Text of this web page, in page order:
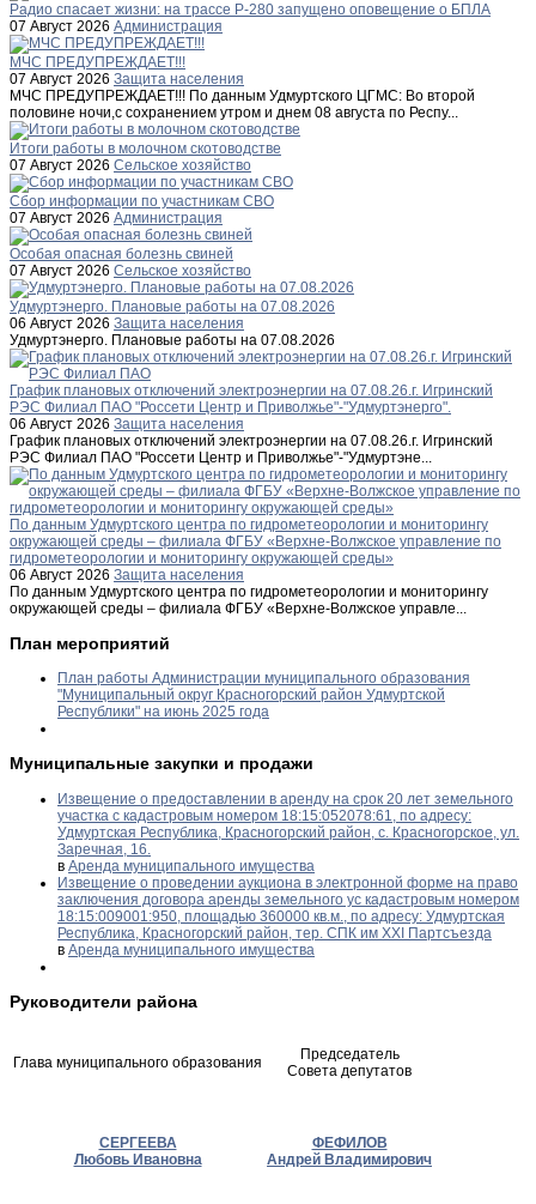
Радио спасает жизни: на трассе Р-280 запущено оповещение о БПЛА
07 Август 2026 Администрация
МЧС ПРЕДУПРЕЖДАЕТ!!!
07 Август 2026 Защита населения
МЧС ПРЕДУПРЕЖДАЕТ!!! По данным Удмуртского ЦГМС: Во второй
половине ночи,с сохранением утром и днем 08 августа по Респу...
Итоги работы в молочном скотоводстве
07 Август 2026 Сельское хозяйство
Сбор информации по участникам СВО
07 Август 2026 Администрация
Особая опасная болезнь свиней
07 Август 2026 Сельское хозяйство
Удмуртэнерго. Плановые работы на 07.08.2026
06 Август 2026 Защита населения
Удмуртэнерго. Плановые работы на 07.08.2026
График плановых отключений электроэнергии на 07.08.26.г. Игринский
РЭС Филиал ПАО "Россети Центр и Приволжье"-"Удмуртэнерго".
06 Август 2026 Защита населения
График плановых отключений электроэнергии на 07.08.26.г. Игринский
РЭС Филиал ПАО "Россети Центр и Приволжье"-"Удмуртэне...
По данным Удмуртского центра по гидрометеорологии и мониторингу
окружающей среды – филиала ФГБУ «Верхне-Волжское управление по
гидрометеорологии и мониторингу окружающей среды»
06 Август 2026 Защита населения
По данным Удмуртского центра по гидрометеорологии и мониторингу
окружающей среды – филиала ФГБУ «Верхне-Волжское управле...
План мероприятий
План работы Администрации муниципального образования
"Муниципальный округ Красногорский район Удмуртской
Республики" на июнь 2025 года
Муниципальные закупки и продажи
Извещение о предоставлении в аренду на срок 20 лет земельного
участка с кадастровым номером 18:15:052078:61, по адресу:
Удмуртская Республика, Красногорский район, с. Красногорское, ул.
Заречная, 16.
в Аренда муниципального имущества
Извещение о проведении аукциона в электронной форме на право
заключения договора аренды земельного ус кадастровым номером
18:15:009001:950, площадью 360000 кв.м., по адресу: Удмуртская
Республика, Красногорский район, тер. СПК им XXI Партсъезда
в Аренда муниципального имущества
Руководители района
Глава муниципального образования
Председатель
Совета депутатов
СЕРГЕЕВА
Любовь Ивановна
ФЕФИЛОВ
Андрей Владимирович